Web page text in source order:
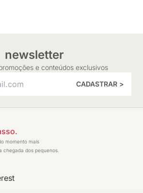
newsletter
e conteúdos exclusivos
CADASTRAR >
momento mais
chegada dos pequenos.